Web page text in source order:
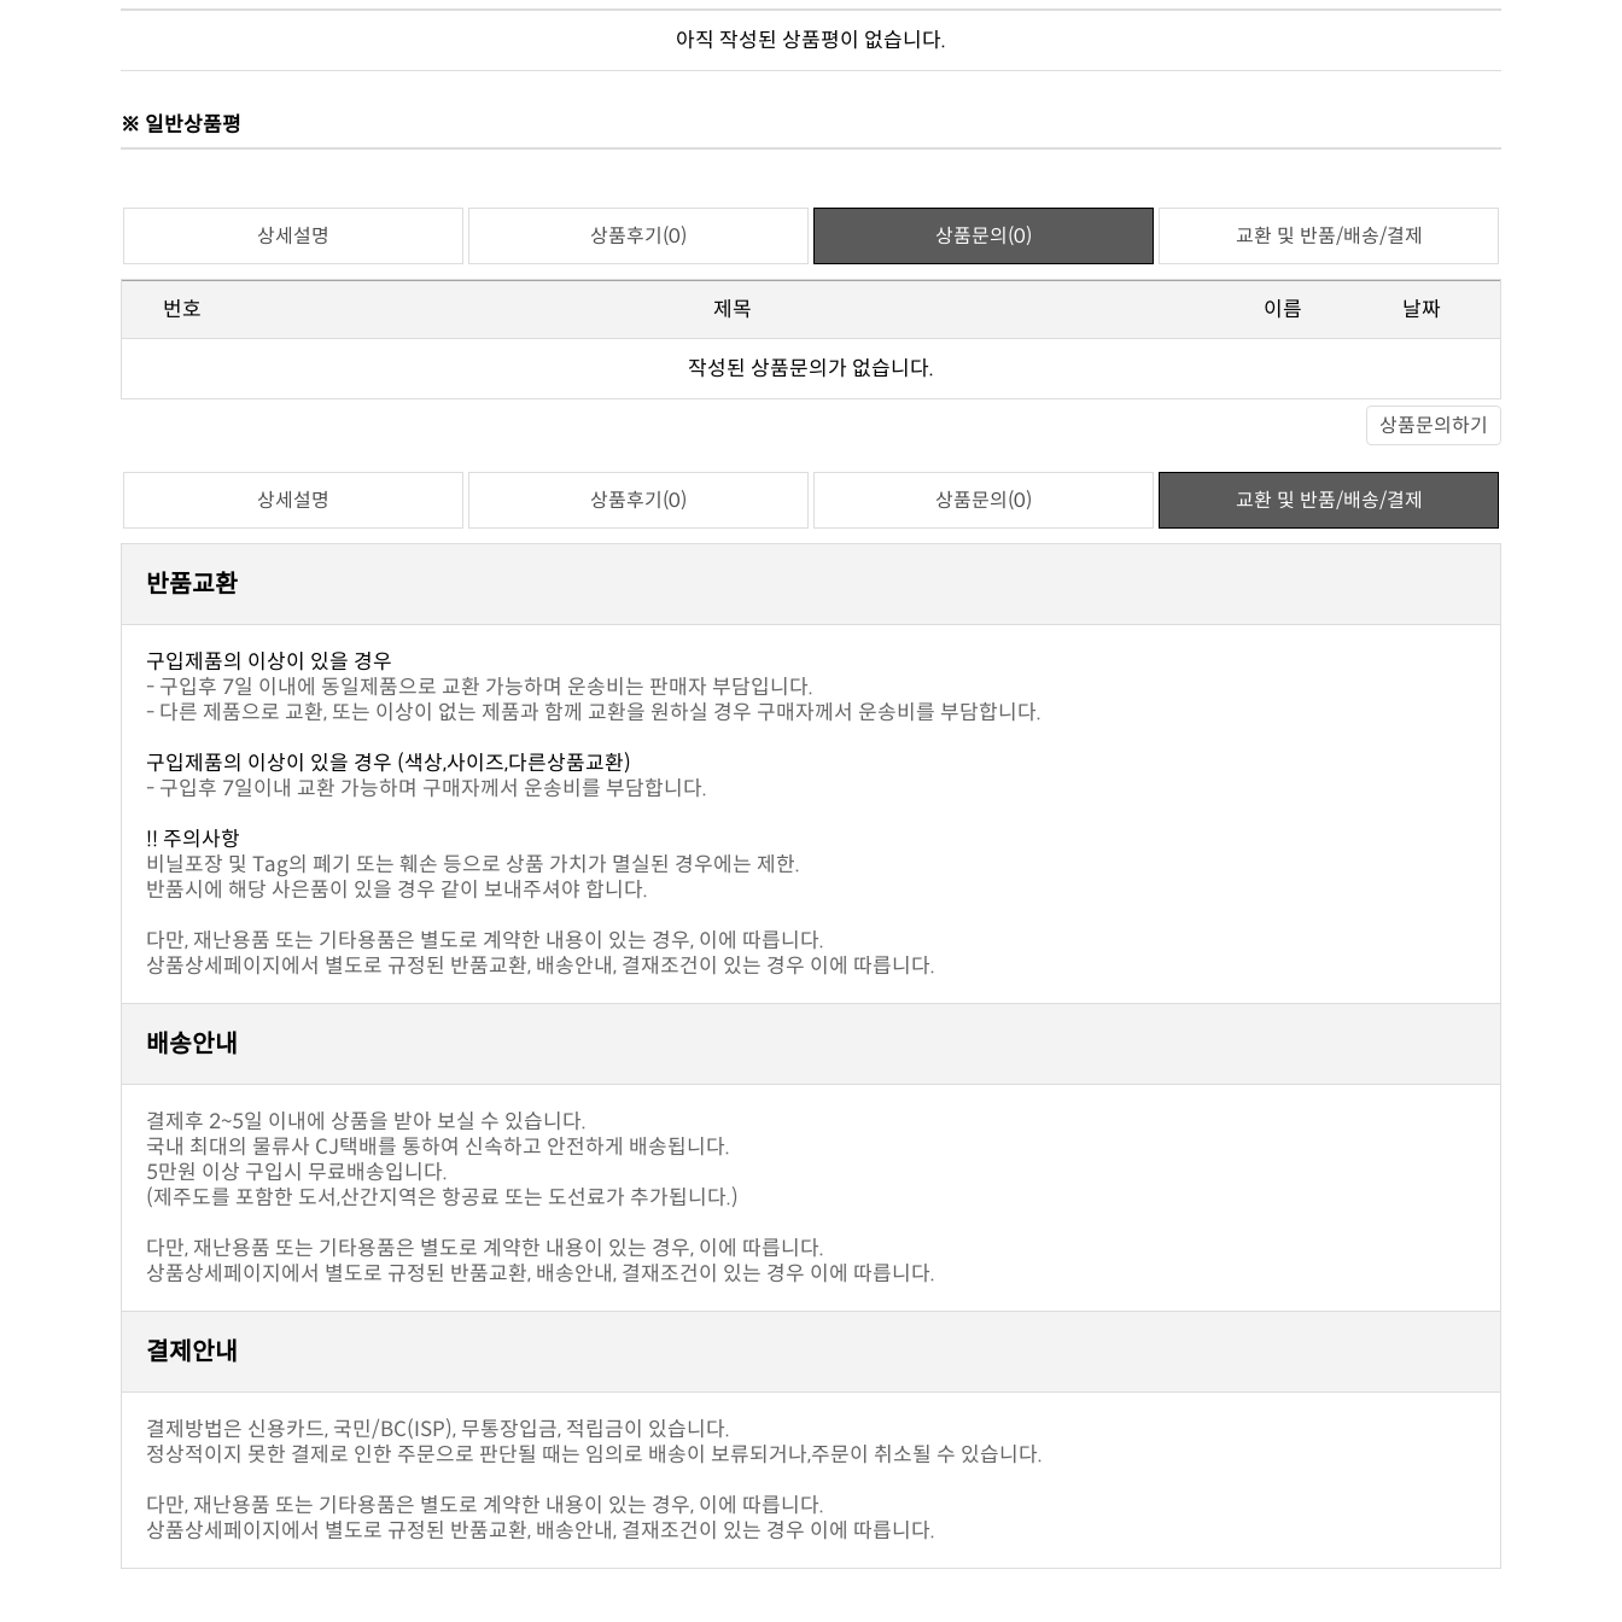
아직 작성된 상품평이 없습니다.
※ 일반상품평
상세설명 상품후기(0) 상품문의(0) 교환 및 반품/배송/결제
번호 제목 이름 날짜
작성된 상품문의가 없습니다.
상품문의하기
상세설명 상품후기(0) 상품문의(0) 교환 및 반품/배송/결제
반품교환
구입제품의 이상이 있을 경우
- 구입후 7일 이내에 동일제품으로 교환 가능하며 운송비는 판매자 부담입니다.
- 다른 제품으로 교환, 또는 이상이 없는 제품과 함께 교환을 원하실 경우 구매자께서 운송비를 부담합니다.
구입제품의 이상이 있을 경우 (색상,사이즈,다른상품교환)
- 구입후 7일이내 교환 가능하며 구매자께서 운송비를 부담합니다.
!! 주의사항
비닐포장 및 Tag의 폐기 또는 훼손 등으로 상품 가치가 멸실된 경우에는 제한.
반품시에 해당 사은품이 있을 경우 같이 보내주셔야 합니다.
다만, 재난용품 또는 기타용품은 별도로 계약한 내용이 있는 경우, 이에 따릅니다.
상품상세페이지에서 별도로 규정된 반품교환, 배송안내, 결재조건이 있는 경우 이에 따릅니다.
배송안내
결제후 2~5일 이내에 상품을 받아 보실 수 있습니다.
국내 최대의 물류사 CJ택배를 통하여 신속하고 안전하게 배송됩니다.
5만원 이상 구입시 무료배송입니다.
(제주도를 포함한 도서,산간지역은 항공료 또는 도선료가 추가됩니다.)
다만, 재난용품 또는 기타용품은 별도로 계약한 내용이 있는 경우, 이에 따릅니다.
상품상세페이지에서 별도로 규정된 반품교환, 배송안내, 결재조건이 있는 경우 이에 따릅니다.
결제안내
결제방법은 신용카드, 국민/BC(ISP), 무통장입금, 적립금이 있습니다.
정상적이지 못한 결제로 인한 주문으로 판단될 때는 임의로 배송이 보류되거나,주문이 취소될 수 있습니다.
다만, 재난용품 또는 기타용품은 별도로 계약한 내용이 있는 경우, 이에 따릅니다.
상품상세페이지에서 별도로 규정된 반품교환, 배송안내, 결재조건이 있는 경우 이에 따릅니다.